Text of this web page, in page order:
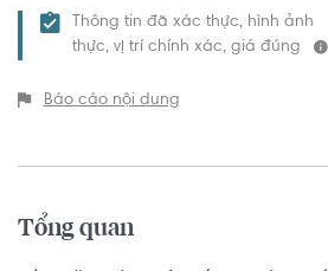
Thông tin đã xác thực, hình ảnh
thực, vị trí chính xác, giá đúng
Báo cáo nội dung
Tổng quan